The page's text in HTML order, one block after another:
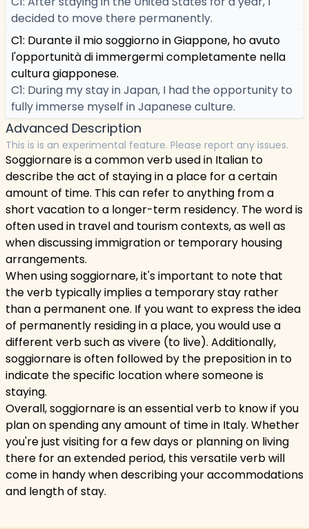
decided to move there permanently.
C1: Durante il mio soggiorno in Giappone, ho avuto
l'opportunità di immergermi completamente nella
cultura giapponese.
C1: During my stay in Japan, I had the opportunity to
fully immerse myself in Japanese culture.
Advanced Description
This is is an experimental feature. Please report any issues.
Soggiornare is a common verb used in Italian to
describe the act of staying in a place for a certain
amount of time. This can refer to anything from a
short vacation to a longer-term residency. The word is
often used in travel and tourism contexts, as well as
when discussing immigration or temporary housing
arrangements.
When using soggiornare, it's important to note that
the verb typically implies a temporary stay rather
than a permanent one. If you want to express the idea
of permanently residing in a place, you would use a
different verb such as vivere (to live). Additionally,
soggiornare is often followed by the preposition in to
indicate the specific location where someone is
staying.
Overall, soggiornare is an essential verb to know if you
plan on spending any amount of time in Italy. Whether
you're just visiting for a few days or planning on living
there for an extended period, this versatile verb will
come in handy when describing your accommodations
and length of stay.